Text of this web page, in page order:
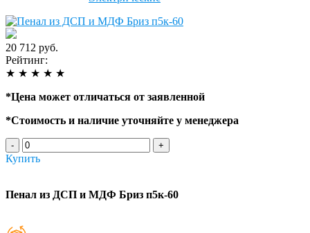
20 712 руб.
Рейтинг:
★ ★ ★ ★ ★
*Цена может отличаться от заявленной
*Стоимость и наличие уточняйте у менеджера
- +
Купить
Пенал из ДСП и МДФ Бриз п5к-60